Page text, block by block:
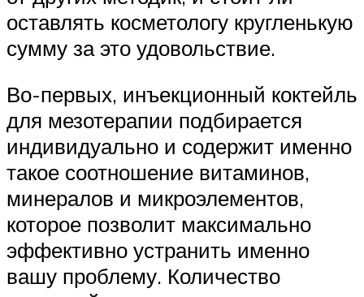
оставлять косметологу кругленькую
сумму за это удовольствие.
Во-первых, инъекционный коктейль
для мезотерапии подбирается
индивидуально и содержит именно
такое соотношение витаминов,
минералов и микроэлементов,
которое позволит максимально
эффективно устранить именно
вашу проблему. Количество